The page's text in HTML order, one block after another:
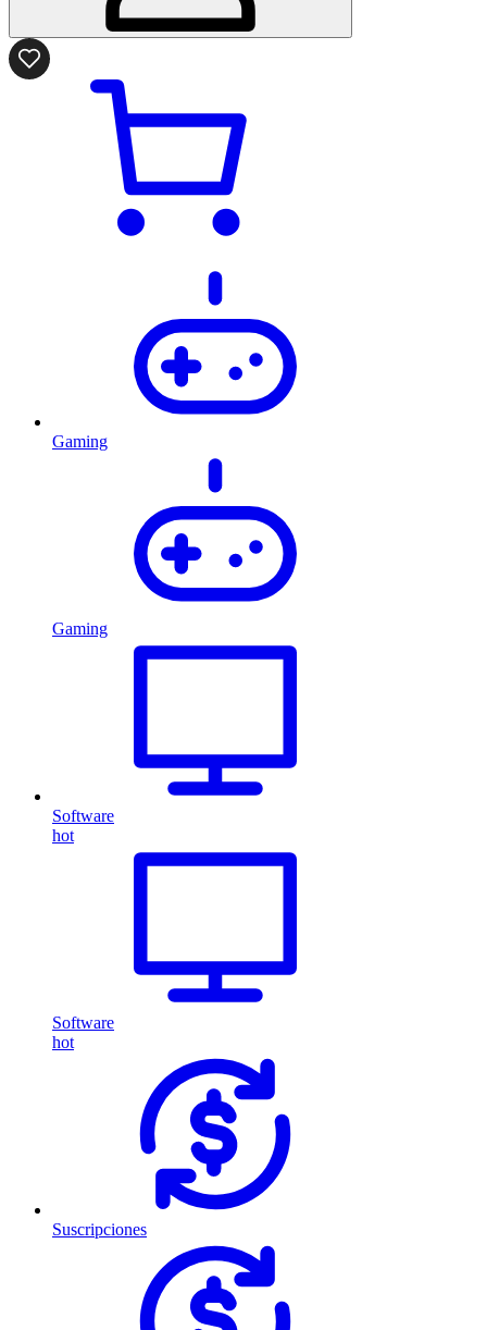
Gaming
Gaming
Software
hot
Software
hot
Suscripciones